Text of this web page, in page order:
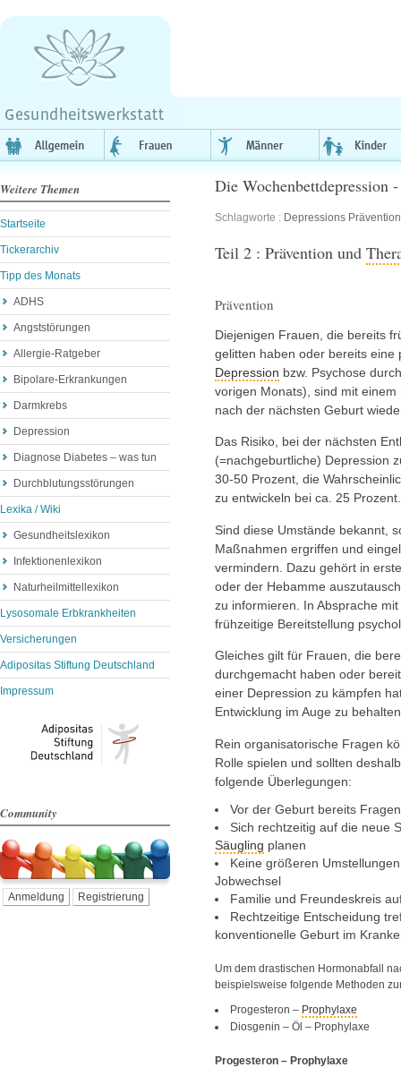
Weitere Themen
Startseite
Tickerarchiv
Tipp des Monats
ADHS
Angststörungen
Allergie-Ratgeber
Bipolare-Erkrankungen
Darmkrebs
Depression
Diagnose Diabetes – was tun
Durchblutungsstörungen
Lexika / Wiki
Gesundheitslexikon
Infektionenlexikon
Naturheilmittellexikon
Lysosomale Erbkrankheiten
Versicherungen
Adipositas Stiftung Deutschland
Impressum
Community
Anmeldung Registrierung
Die Wochenbettdepression
Schlagworte : Depressions Prävention
Teil 2 : Prävention und
Prävention
Diejenigen Frauen, die bereits
gelitten haben oder bereits
Depression bzw. Psychose
vorigen Monats), sind mit
nach der nächsten Geburt
Das Risiko, bei der nächsten
(=nachgeburtliche) Depression
30-50 Prozent, die
zu entwickeln bei ca. 25 Prozent.
Sind diese Umstände bekannt,
Maßnahmen ergriffen und
vermindern. Dazu gehört in
oder der Hebamme
zu informieren. In Absprache
frühzeitige Bereitstellung
Gleiches gilt für Frauen, die
durchgemacht haben oder
einer Depression zu kämpfen
Entwicklung im Auge zu
Rein organisatorische Fragen
Rolle spielen und sollten
folgende Überlegungen:
Vor der Geburt bereits
Sich rechtzeitig auf die neue
Säugling planen
Keine größeren
Jobwechsel
Familie und Freundeskreis
Rechtzeitige Entscheidung
konventionelle Geburt im
Um dem drastischen Hormonabfall
beispielsweise folgende Methoden
Progesteron – Prophylaxe
Diosgenin – Öl – Prophylaxe
Progesteron – Prophylaxe